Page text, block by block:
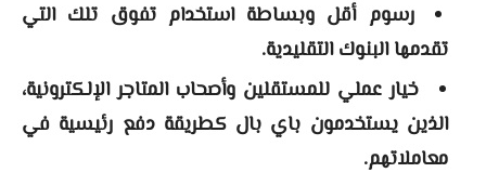
رسوم أقل وبساطة استخدام تفوق تلك التي
تقدمها البنوك التقليدية.
خيار عملي للمستقلين وأصحاب المتاجر الإلكترونية،
الذين يستخدمون باي بال كطريقة دفع رئيسية في
معاملاتهم.